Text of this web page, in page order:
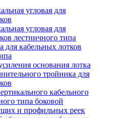
угловая для
угловая для
лестничного типа
для кабельных лотков
основания лотка
тройника для
кабельного
типа боковой
и профильных реек